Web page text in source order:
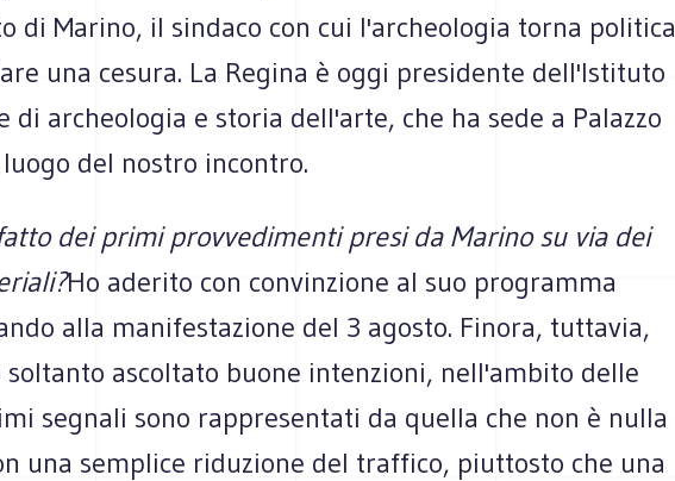
di Marino, il sindaco con cui l'archeologia torna politica
una cesura. La Regina è oggi presidente dell'Istituto
di archeologia e storia dell'arte, che ha sede a Palazzo
del nostro incontro.
dei primi provvedimenti presi da Marino su via dei
Ho aderito con convinzione al suo programma
alla manifestazione del 3 agosto. Finora, tuttavia,
soltanto ascoltato buone intenzioni, nell'ambito delle
segnali sono rappresentati da quella che non è nulla
una semplice riduzione del traffico, piuttosto che una